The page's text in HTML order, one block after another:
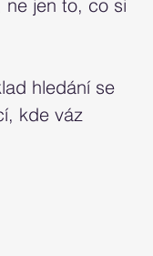
ne jen to, co si
hledání se
kde váz